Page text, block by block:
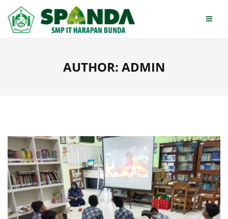
content
AUTHOR: ADMIN